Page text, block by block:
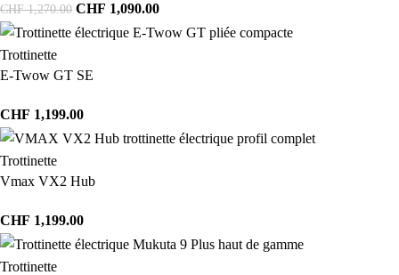
CHF1,270.00 CHF 1,090.00
Trottinette
E-Twow GT SE
CHF 1,199.00
Trottinette
Vmax VX2 Hub
CHF 1,199.00
Trottinette